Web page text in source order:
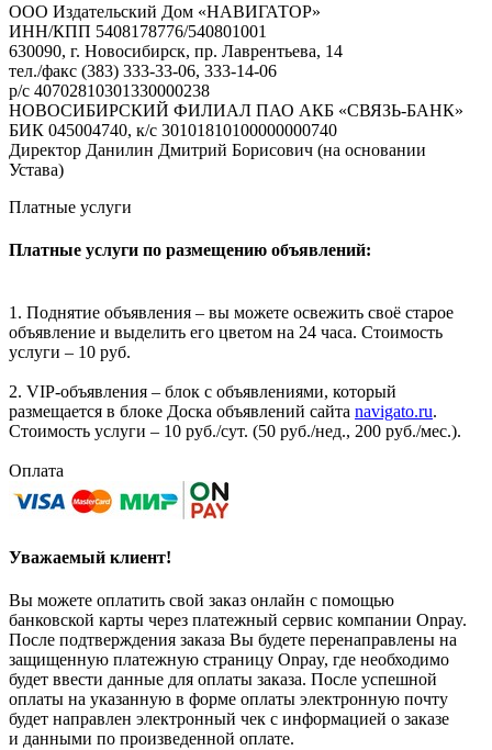
ООО Издательский Дом «НАВИГАТОР»
ИНН/КПП 5408178776/540801001
630090, г. Новосибирск, пр. Лаврентьева, 14
тел./факс (383) 333-33-06, 333-14-06
р/с 40702810301330000238
НОВОСИБИРСКИЙ ФИЛИАЛ ПАО АКБ «СВЯЗЬ-БАНК»
БИК 045004740, к/с 30101810100000000740
Директор Данилин Дмитрий Борисович (на основании
Устава)
Платные услуги
Платные услуги по размещению объявлений:
1. Поднятие объявления – вы можете освежить своё старое
объявление и выделить его цветом на 24 часа. Стоимость
услуги – 10 руб.
2. VIP-объявления – блок с объявлениями, который
размещается в блоке Доска объявлений сайта navigato.ru.
Стоимость услуги – 10 руб./сут. (50 руб./нед., 200 руб./мес.).
Оплата
Уважаемый клиент!
Вы можете оплатить свой заказ онлайн с помощью
банковской карты через платежный сервис компании Onpay.
После подтверждения заказа Вы будете перенаправлены на
защищенную платежную страницу Onpay, где необходимо
будет ввести данные для оплаты заказа. После успешной
оплаты на указанную в форме оплаты электронную почту
будет направлен электронный чек с информацией о заказе
и данными по произведенной оплате.